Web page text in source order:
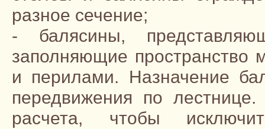
разное сечение;
- балясины,
заполняющие пространство
и перилами. Назначение
передвижения по
расчета, чтобы